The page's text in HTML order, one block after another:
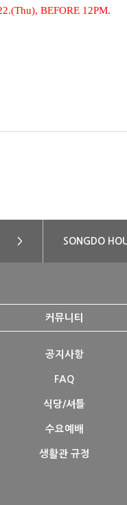
BEFORE 12PM.
> SONGDO
커뮤니티
공지사항
FAQ
식당/셔틀
수요예배
생활관 규정